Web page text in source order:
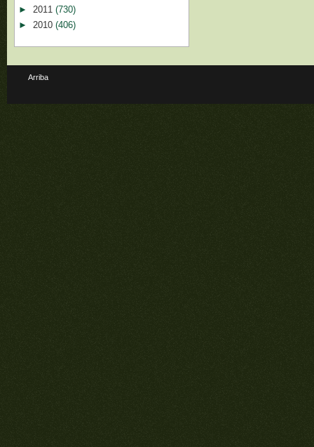
► 2011 (730)
► 2010 (406)
Arriba